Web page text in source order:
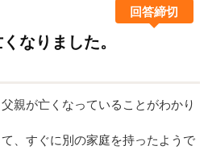
回答締切
なりました。
親が亡くなっていることがわかり
、すぐに別の家庭を持ったようで